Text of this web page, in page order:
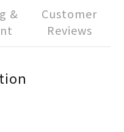
&
Customer
Reviews